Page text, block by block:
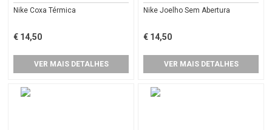
Nike Coxa Térmica
€ 14,50
VER MAIS DETALHES
Nike Joelho Sem Abertura
€ 14,50
VER MAIS DETALHES